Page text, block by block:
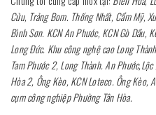
Cửu, Trảng Bom. Thống Nhất, Cẩm Mỹ,
Bình Sơn. KCN An Phước, KCN Gò Dầu,
Long Đức. Khu công nghệ cao Long
Tam Phước 2, Long Thành. An
Hòa 2, Ông Kèo, KCN Loteco. Ông Kèo,
cụm công nghiệp Phường Tân Hòa.